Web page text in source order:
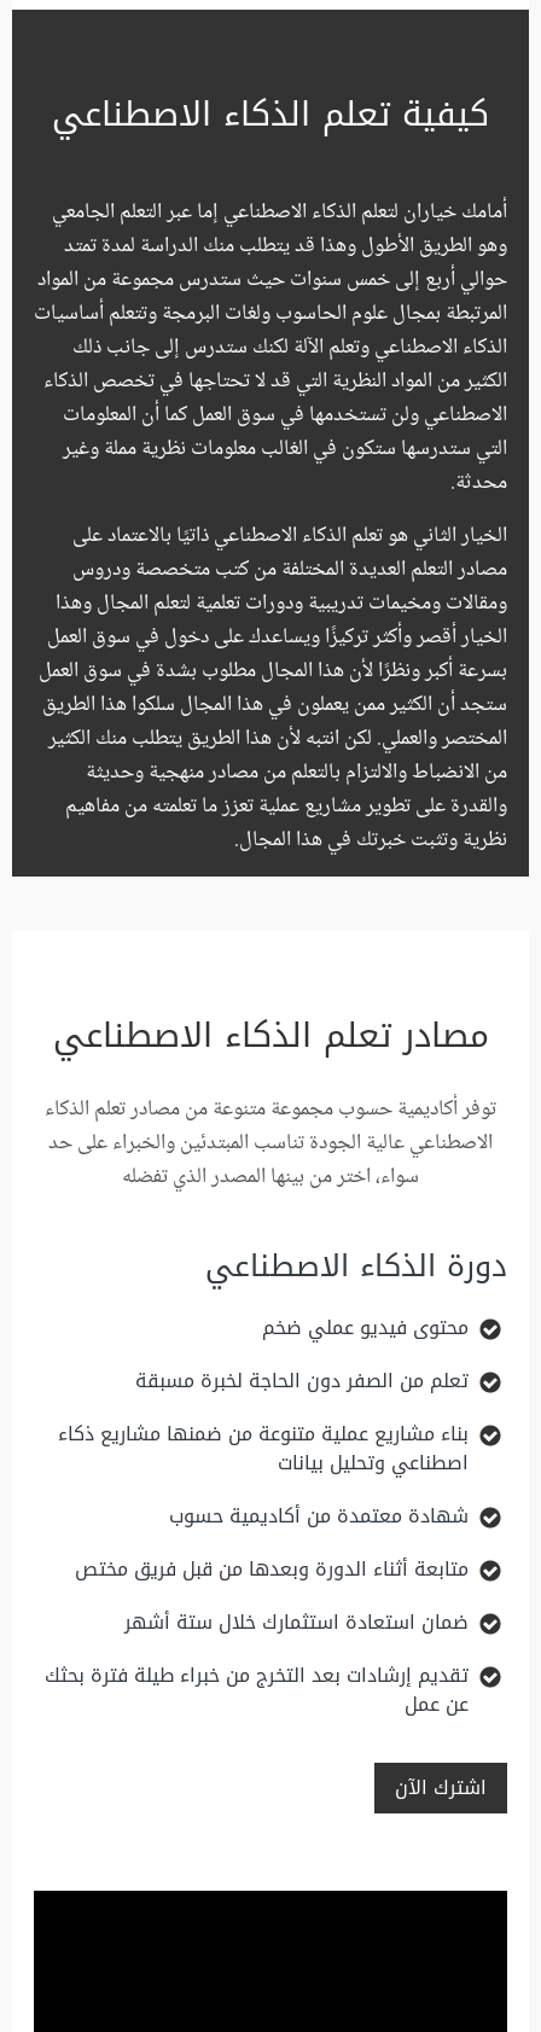
كيفية تعلم الذكاء الاصطناعي
أمامك خياران لتعلم الذكاء الاصطناعي إما عبر التعلم الجامعي
وهو الطريق الأطول وهذا قد يتطلب منك الدراسة لمدة تمتد
حوالي أربع إلى خمس سنوات حيث ستدرس مجموعة من المواد
المرتبطة بمجال علوم الحاسوب ولغات البرمجة وتتعلم أساسيات
الذكاء الاصطناعي وتعلم الآلة لكنك ستدرس إلى جانب ذلك
الكثير من المواد النظرية التي قد لا تحتاجها في تخصص الذكاء
الاصطناعي ولن تستخدمها في سوق العمل كما أن المعلومات
التي ستدرسها ستكون في الغالب معلومات نظرية مملة وغير
محدثة.
الخيار الثاني هو تعلم الذكاء الاصطناعي ذاتيًا بالاعتماد على
مصادر التعلم العديدة المختلفة من كتب متخصصة ودروس
ومقالات ومخيمات تدريبية ودورات تعلمية لتعلم المجال وهذا
الخيار أقصر وأكثر تركيزًا ويساعدك على دخول في سوق العمل
بسرعة أكبر ونظرًا لأن هذا المجال مطلوب بشدة في سوق العمل
ستجد أن الكثير ممن يعملون في هذا المجال سلكوا هذا الطريق
المختصر والعملي. لكن انتبه لأن هذا الطريق يتطلب منك الكثير
من الانضباط والالتزام بالتعلم من مصادر منهجية وحديثة
والقدرة على تطوير مشاريع عملية تعزز ما تعلمته من مفاهيم
نظرية وتثبت خبرتك في هذا المجال.
مصادر تعلم الذكاء الاصطناعي
توفر أكاديمية حسوب مجموعة متنوعة من مصادر تعلم الذكاء
الاصطناعي عالية الجودة تناسب المبتدئين والخبراء على حد
سواء، اختر من بينها المصدر الذي تفضله
دورة الذكاء الاصطناعي
محتوى فيديو عملي ضخم
تعلم من الصفر دون الحاجة لخبرة مسبقة
بناء مشاريع عملية متنوعة من ضمنها مشاريع ذكاء
اصطناعي وتحليل بيانات
شهادة معتمدة من أكاديمية حسوب
متابعة أثناء الدورة وبعدها من قبل فريق مختص
ضمان استعادة استثمارك خلال ستة أشهر
تقديم إرشادات بعد التخرج من خبراء طيلة فترة بحثك
عن عمل
اشترك الآن